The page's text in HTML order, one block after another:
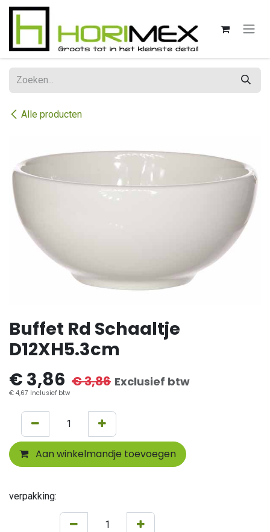
Overslaan naar inhoud
Alle producten
Buffet Rd Schaaltje
D12XH5.3cm
€ 3,86 €3,86 Exclusief btw
€ 4,67 Inclusief btw
Aan winkelmandje toevoegen
verpakking: